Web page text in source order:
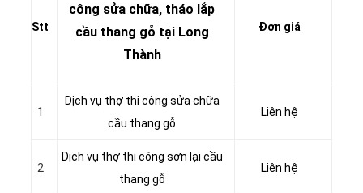
Stt
công sửa chữa, tháo lắp
cầu thang gỗ tại Long
Thành
Đơn giá
1
Dịch vụ thợ thi công sửa chữa
cầu thang gỗ
Liên hệ
2
Dịch vụ thợ thi công sơn lại cầu
thang gỗ
Liên hệ